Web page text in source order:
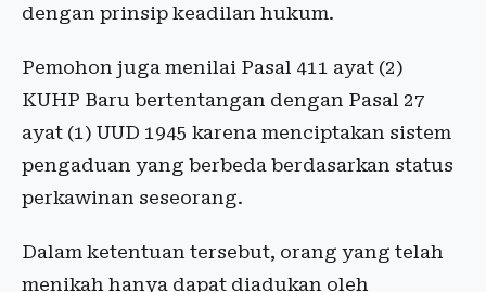
dengan prinsip keadilan hukum.
Pemohon juga menilai Pasal 411 ayat (2)
KUHP Baru bertentangan dengan Pasal 27
ayat (1) UUD 1945 karena menciptakan sistem
pengaduan yang berbeda berdasarkan status
perkawinan seseorang.
Dalam ketentuan tersebut, orang yang telah
menikah hanya dapat diadukan oleh